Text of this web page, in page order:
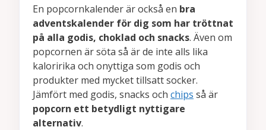
En popcornkalender är också en bra
adventskalender för dig som har tröttnat
på alla godis, choklad och snacks. Även om
popcornen är söta så är de inte alls lika
kaloririka och onyttiga som godis och
produkter med mycket tillsatt socker.
Jämfört med godis, snacks och chips så är
popcorn ett betydligt nyttigare
alternativ.